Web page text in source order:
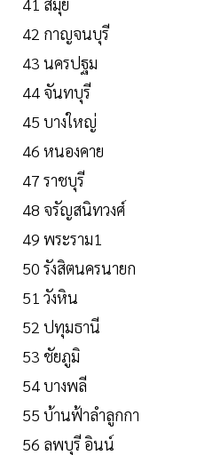
41 สมุย
42 กาญจนบุรี
43 นครปฐม
44 จันทบุรี
45 บางใหญ่
46 หนองคาย
47 ราชบุรี
48 จรัญสนิทวงศ์
49 พระราม1
50 รังสิตนครนายก
51 วังหิน
52 ปทุมธานี
53 ชัยภูมิ
54 บางพลี
55 บ้านฟ้าลำลูกกา
56 ลพบุรี อินน์